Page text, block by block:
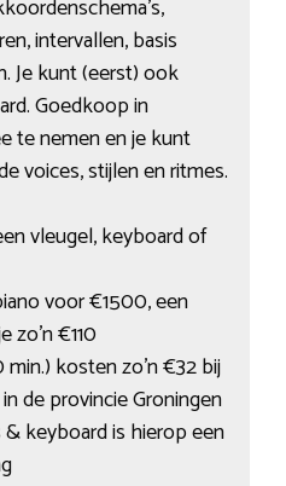
intervallen, basis
Je kunt (eerst) ook
Goedkoop in
te nemen en je kunt
voices, stijlen en ritmes.
vleugel, keyboard of
voor €1500, een
zo’n €110
kosten zo’n €32 bij
de provincie Groningen
keyboard is hierop een